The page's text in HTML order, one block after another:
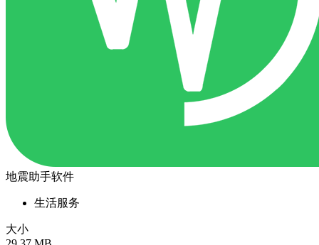
地震助手软件
生活服务
大小